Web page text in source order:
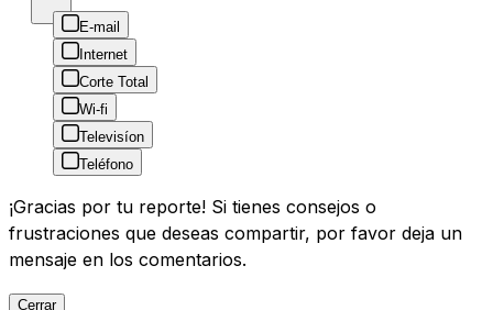
E-mail
Internet
Corte Total
Wi-fi
Televisíon
Teléfono
¡Gracias por tu reporte! Si tienes consejos o
frustraciones que deseas compartir, por favor deja un
mensaje en los comentarios.
Cerrar